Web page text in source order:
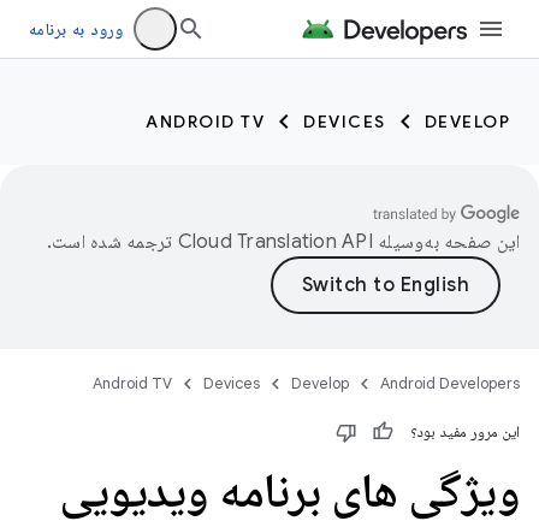
ورود به برنامه
DEVELOP
DEVICES
ANDROID TV
این صفحه به‌وسیله ترجمه شده است.
Android Developers
Develop
Devices
Android TV
این مرور مفید بود؟
ویژگی های برنامه ویدیویی